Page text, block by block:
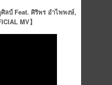
ศิลป์ Feat. ศิริพร อำไพพงษ์,
MV】